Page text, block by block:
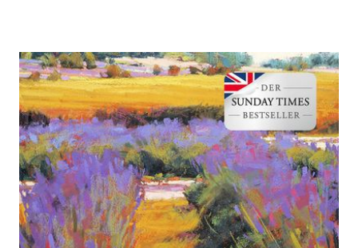
The Artist
Zur Wunschliste hinzufügen
Die Farben des Lichts. Roman | Ein mitreißender
Roman über eine junge Malerin. Ein wundervoller
Sommerroman in der Provence, um 1920 –